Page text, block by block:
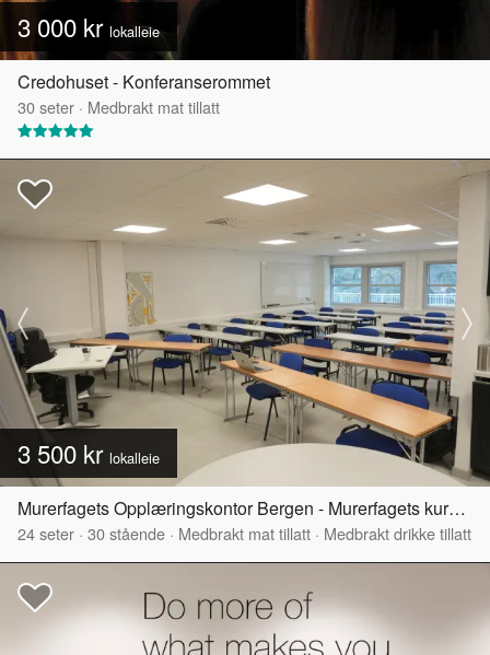
3 000 kr lokalleie
Credohuset - Konferanserommet
30seter · Medbrakt mat tillatt
3 500 kr lokalleie
Murerfagets Opplæringskontor Bergen - Murerfagets kurs- og møtelokaler
24seter · 30stående · Medbrakt mat tillatt · Medbrakt drikke tillatt